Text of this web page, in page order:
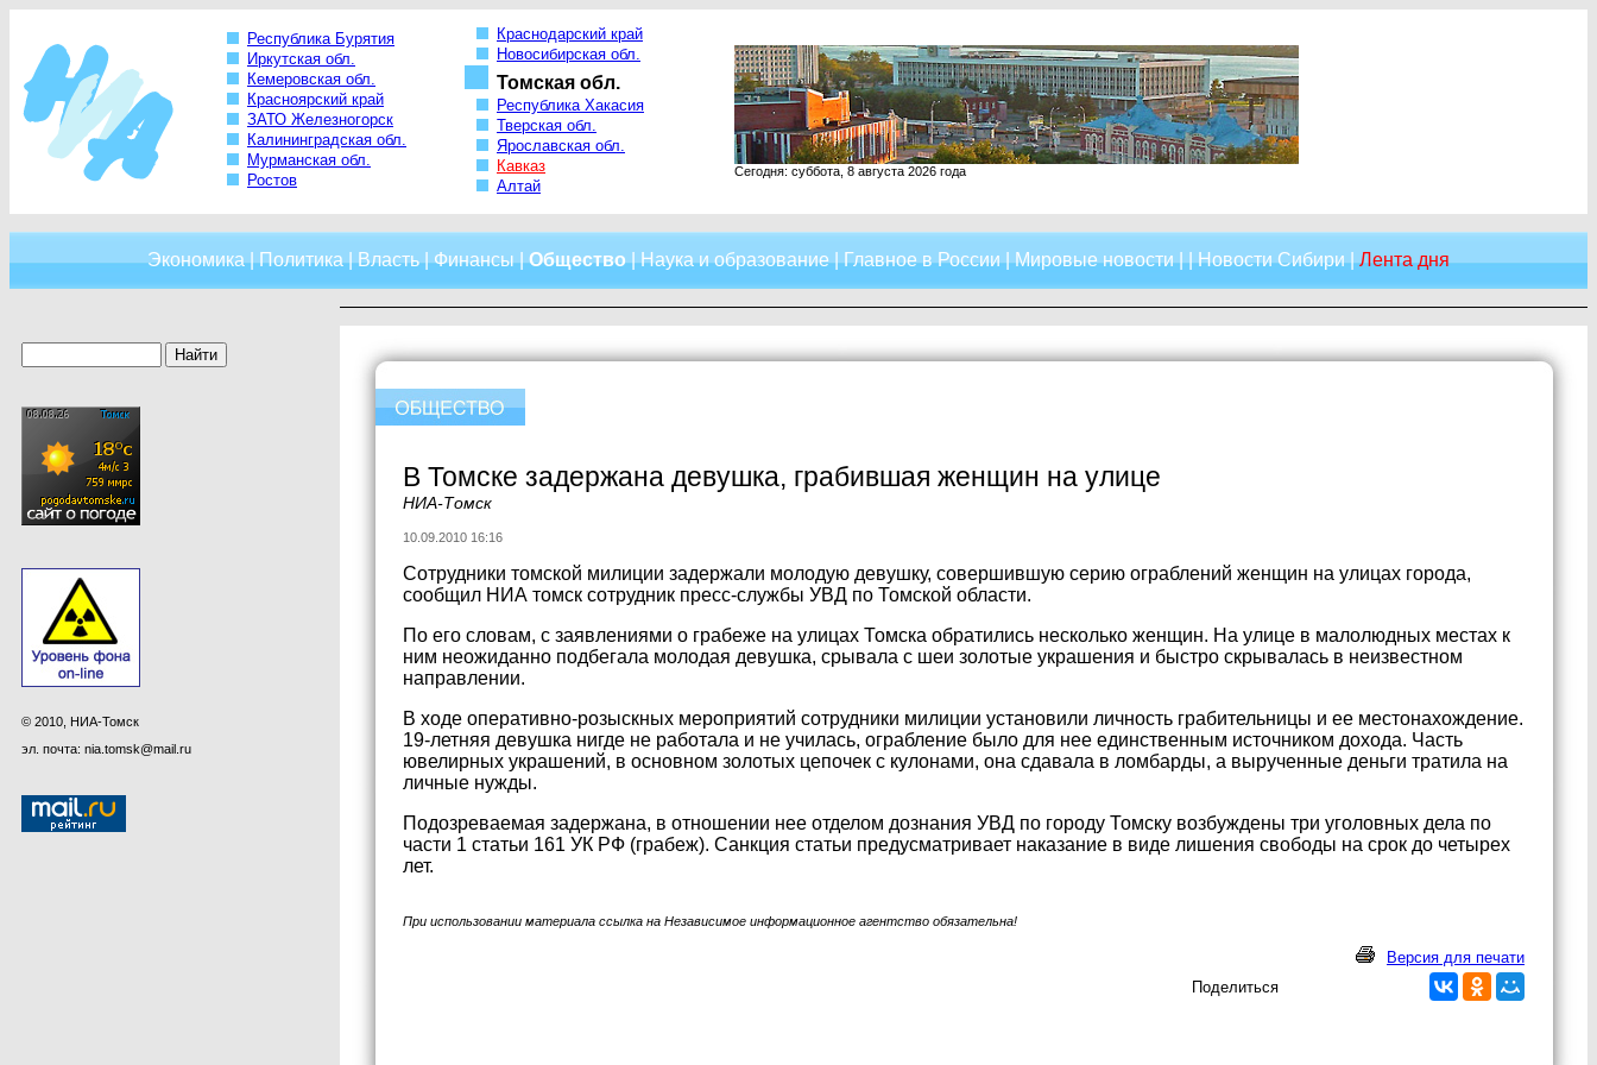
Республика Бурятия
Иркутская обл.
Кемеровская обл.
Красноярский край
ЗАТО Железногорск
Калининградская обл.
Мурманская обл.
Ростов
Краснодарский край
Новосибирская обл.
Томская обл.
Республика Хакасия
Тверская обл.
Ярославская обл.
Кавказ
Алтай
Сегодня: суббота, 8 августа 2026 года
Экономика|Политика|Власть|Финансы|Общество|Наука и образование|Главное в России|Мировые новости| |Новости Сибири|Лента дня
© 2010, НИА-Томск
эл. почта: nia.tomsk@mail.ru
В Томске задержана девушка, грабившая женщин на улице
НИА-Томск
10.09.2010 16:16
Сотрудники томской милиции задержали молодую девушку, совершившую серию ограблений женщин на улицах города,
сообщил НИА томск сотрудник пресс-службы УВД по Томской области.
По его словам, с заявлениями о грабеже на улицах Томска обратились несколько женщин. На улице в малолюдных местах к
ним неожиданно подбегала молодая девушка, срывала с шеи золотые украшения и быстро скрывалась в неизвестном
направлении.
В ходе оперативно-розыскных мероприятий сотрудники милиции установили личность грабительницы и ее местонахождение.
19-летняя девушка нигде не работала и не училась, ограбление было для нее единственным источником дохода. Часть
ювелирных украшений, в основном золотых цепочек с кулонами, она сдавала в ломбарды, а вырученные деньги тратила на
личные нужды.
Подозреваемая задержана, в отношении нее отделом дознания УВД по городу Томску возбуждены три уголовных дела по
части 1 статьи 161 УК РФ (грабеж). Санкция статьи предусматривает наказание в виде лишения свободы на срок до четырех
лет.
При использовании материала ссылка на Независимое информационное агентство обязательна!
Версия для печати
Поделиться